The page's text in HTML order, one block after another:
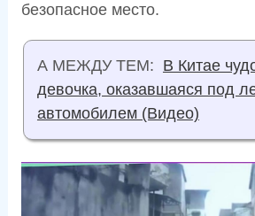
безопасное место.
А МЕЖДУ ТЕМ: В Китае
девочка, оказавшаяся под
автомобилем (Видео)